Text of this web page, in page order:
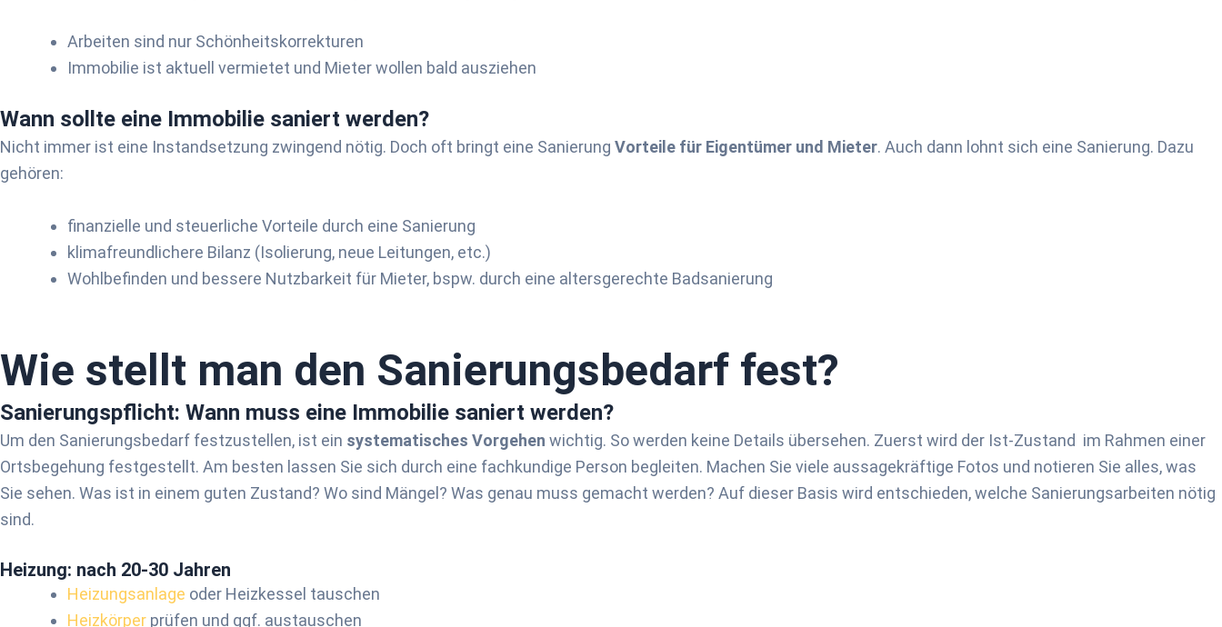
Arbeiten sind nur Schönheitskorrekturen
Immobilie ist aktuell vermietet und Mieter wollen bald ausziehen
Wann sollte eine Immobilie saniert werden?
Nicht immer ist eine Instandsetzung zwingend nötig. Doch oft bringt eine Sanierung Vorteile für Eigentümer und Mieter. Auch dann lohnt sich eine Sanierung. Dazu
gehören:
finanzielle und steuerliche Vorteile durch eine Sanierung
klimafreundlichere Bilanz (Isolierung, neue Leitungen, etc.)
Wohlbefinden und bessere Nutzbarkeit für Mieter, bspw. durch eine altersgerechte Badsanierung
Wie stellt man den Sanier­ungs­bedarf fest?
Sanierungspflicht: Wann muss eine Immobilie saniert werden?
Um den Sanierungsbedarf festzustellen, ist ein systematisches Vorgehen wichtig. So werden keine Details übersehen. Zuerst wird der Ist-Zustand im Rahmen einer
Ortsbegehung festgestellt. Am besten lassen Sie sich durch eine fachkundige Person begleiten. Machen Sie viele aussagekräftige Fotos und notieren Sie alles, was
Sie sehen. Was ist in einem guten Zustand? Wo sind Mängel? Was genau muss gemacht werden? Auf dieser Basis wird entschieden, welche Sanierungsarbeiten nötig
sind.
Heizung: nach 20-30 Jahren
Heizungsanlage oder Heizkessel tauschen
Heizkörper prüfen und ggf. austauschen